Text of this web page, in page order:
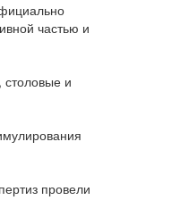
частью и
столовые и
провели